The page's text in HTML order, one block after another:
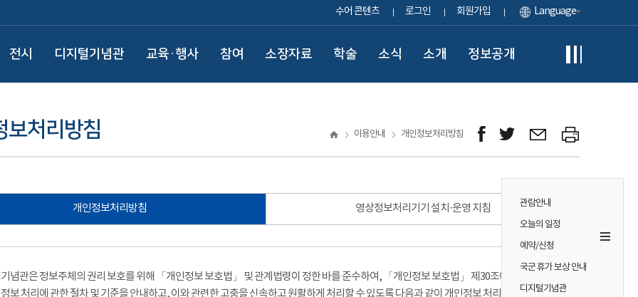
수어 콘텐츠 로그인 회원가입 Language
전시 디지털기념관 교육·행사 참여 소장자료 학술 소식 소개 정보공개
관람안내
오늘의 일정
예약/신청
국군 휴가 보상 안내
디지털기념관
보처리방침 이용안내 개인정보처리방침
개인정보처리방침 영상정보처리기기 설치·운영 지침
념관은 정보주체의 권리 보호를 위해 「개인정보 보호법」 및 관계법령이 정한 바를 준수하여, 「개인정보 보호법」 제30조에 따라
보 처리에 관한 절차 및 기준을 안내하고, 이와 관련한 고충을 신속하고 원활하게 처리할 수 있도록 다음과 같이 개인정보 처리방침을